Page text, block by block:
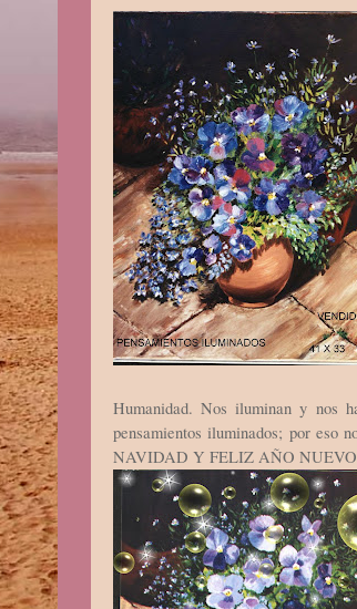
Humanidad. Nos iluminan y nos
pensamientos iluminados; por eso
NAVIDAD Y FELIZ AÑO